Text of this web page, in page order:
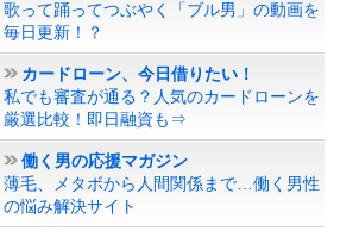
歌って踊ってつぶやく「ブル男」の動画を
毎日更新！？
カードローン、今日借りたい！
私でも審査が通る？人気のカードローンを
厳選比較！即日融資も⇒
働く男の応援マガジン
薄毛、メタボから人間関係まで…働く男性
の悩み解決サイト